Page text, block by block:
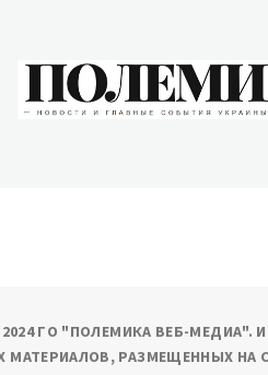
2024 ГО "ПОЛЕМИКА ВЕБ-МЕДИА".
РАЗМЕЩЕННЫХ НА